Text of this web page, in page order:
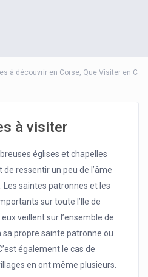
à découvrir en Corse, Que Visiter en C
à visiter
églises et chapelles
ressentir un peu de l’âme
saintes patronnes et les
sur toute l’Ile de
veillent sur l’ensemble de
sa propre sainte patronne ou
également le cas de
en ont même plusieurs.